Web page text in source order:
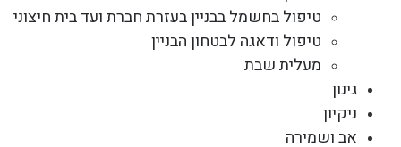
טיפול בחשמל בבניין בעזרת חברת ועד בית חיצוני
טיפול ודאגה לבטחון הבניין
מעלית שבת
גינון
ניקיון
אב ושמירה